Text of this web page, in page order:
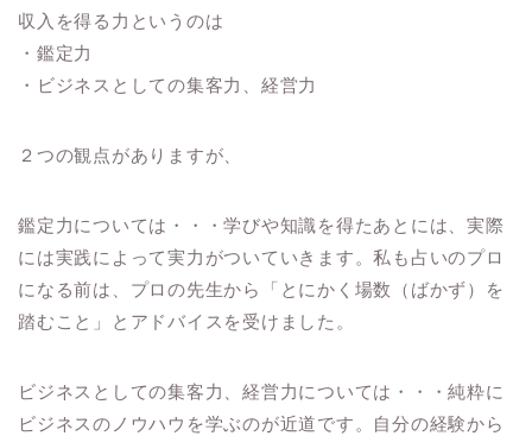
収入を得る力というのは
・鑑定力
・ビジネスとしての集客力、経営力
２つの観点がありますが、
鑑定力については・・・学びや知識を得たあとには、実際
には実践によって実力がついていきます。私も占いのプロ
になる前は、プロの先生から「とにかく場数（ばかず）を
踏むこと」とアドバイスを受けました。
ビジネスとしての集客力、経営力については・・・純粋に
ビジネスのノウハウを学ぶのが近道です。自分の経験から